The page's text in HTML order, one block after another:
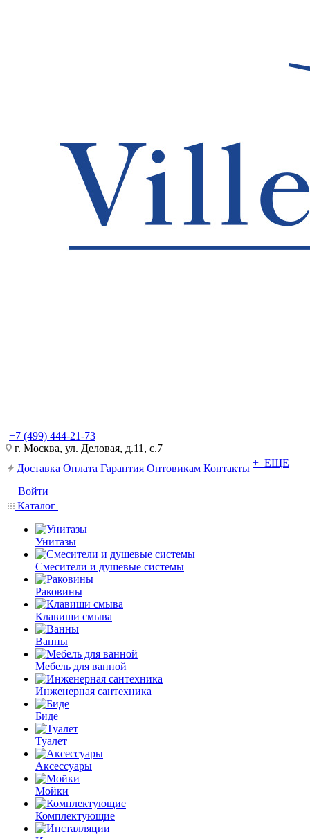
+7 (499) 444-21-73
г. Москва, ул. Деловая, д.11, с.7
Доставка Оплата Гарантия Оптовикам Контакты + ЕЩЕ
Войти
Каталог
Унитазы
Смесители и душевые системы
Раковины
Клавиши смыва
Ванны
Мебель для ванной
Инженерная сантехника
Биде
Туалет
Аксессуары
Мойки
Комплектующие